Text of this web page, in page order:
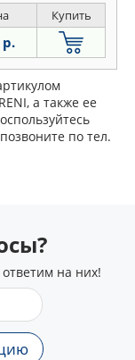
Купить
р.
а также ее
по тел.
на них!